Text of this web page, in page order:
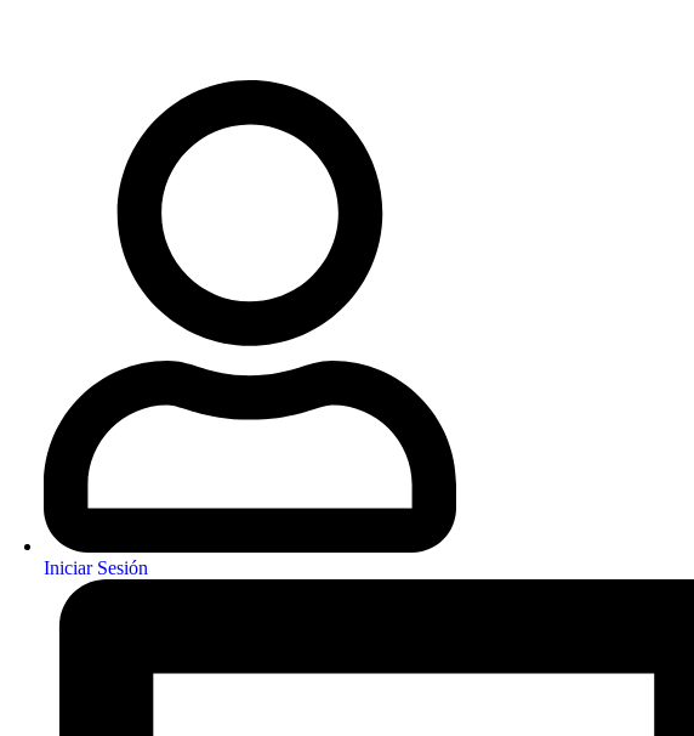
Iniciar Sesión